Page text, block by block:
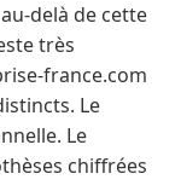
delà de cette
très
france.com
Le
Le
chiffrées